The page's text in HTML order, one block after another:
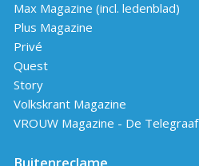
Max Magazine (incl. ledenblad)
Plus Magazine
Privé
Quest
Story
Volkskrant Magazine
VROUW Magazine - De Telegraaf